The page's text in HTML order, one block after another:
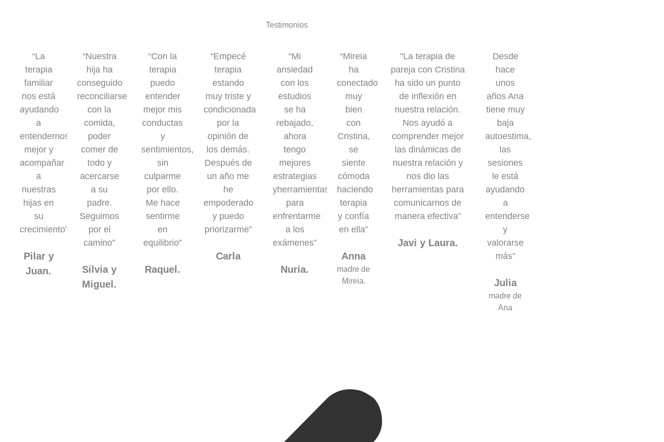
Testimonios
“La
terapia
familiar
nos está
ayudando
a
entendernos
mejor y
acompañar
a
nuestras
hijas en
su
crecimiento”
Pilar y
Juan.
“Nuestra
hija ha
conseguido
reconciliarse
con la
comida,
poder
comer de
todo y
acercarse
a su
padre.
Seguimos
por el
camino”
Silvia y
Miguel.
“Con la
terapia
puedo
entender
mejor mis
conductas
y
sentimientos,
sin
culparme
por ello.
Me hace
sentirme
en
equilibrio”
Raquel.
“Empecé
terapia
estando
muy triste y
condicionada
por la
opinión de
los demás.
Después de
un año me
he
empoderado
y puedo
priorizarme”
Carla
“Mi
ansiedad
con los
estudios
se ha
rebajado,
ahora
tengo
mejores
estrategias
yherramientas
para
enfrentarme
a los
exámenes”
Nuria.
“Mireia
ha
conectado
muy
bien
con
Cristina,
se
siente
cómoda
haciendo
terapia
y confía
en ella”
Anna
madre de
Mireia.
"La terapia de
pareja con Cristina
ha sido un punto
de inflexión en
nuestra relación.
Nos ayudó a
comprender mejor
las dinámicas de
nuestra relación y
nos dio las
herramientas para
comunicarnos de
manera efectiva”
Javi y Laura.
Desde
hace
unos
años Ana
tiene muy
baja
autoestima,
las
sesiones
le está
ayudando
a
entenderse
y
valorarse
más”
Julia
madre de
Ana